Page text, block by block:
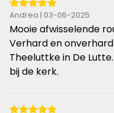
5
van
de
5
sterren
Andrea | 03-06-2025
Mooie afwisselende
Verhard en
Theeluttke in De
bij de kerk.